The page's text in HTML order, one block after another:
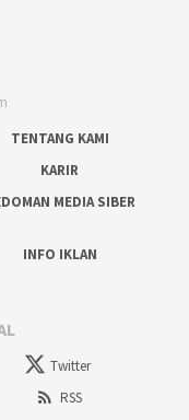
TENTANG KAMI
KARIR
MEDIA SIBER
INFO IKLAN
Twitter
RSS